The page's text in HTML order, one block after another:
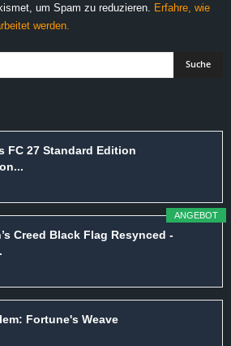
um Spam zu reduzieren. Erfahre, wie
werden.
FC 27 Standard Edition
ANGEBOT
Creed Black Flag Resynced -
Fortune's Weave